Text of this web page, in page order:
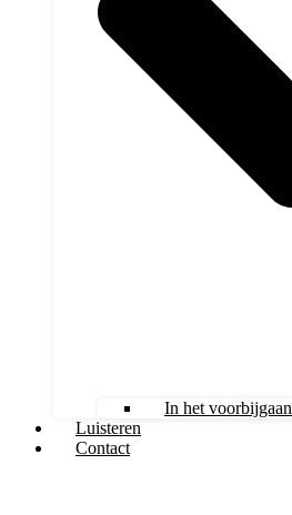
In het voorbijgaan
Luisteren
Contact